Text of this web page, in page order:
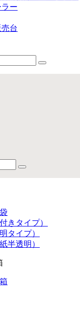
ー
台
きタイプ）
タイプ）
半透明）